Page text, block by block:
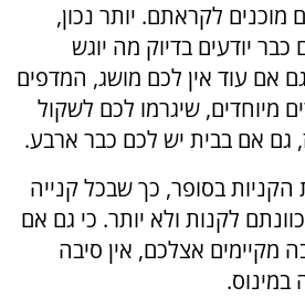
לקראתם. יותר נכון,
יודעים בדיוק מה יוגש
אם עוד אין לכם מושג, המדפים
מיוחדים, שיגרמו לכם לשקול
גם אם בבית יש לכם כבר ארבע.
בסופר, כך שבכל קנייה
לקנות ולא יותר. כי גם אם
מקיימים אצלכם, אין סיבה